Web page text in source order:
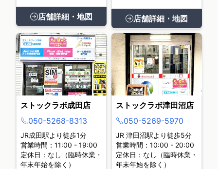
店舗詳細・地図 店舗詳細・地図
ストックラボ成田店
050-5268-8313
JR成田駅より徒歩1分
営業時間：11:00 - 19:00
定休日：なし（臨時休業・
年末年始を除く）
ストックラボ津田沼店
050-5269-5970
JR 津田沼駅より徒歩5分
営業時間：10:00 - 20:00
定休日：なし（臨時休業・
年末年始を除く）